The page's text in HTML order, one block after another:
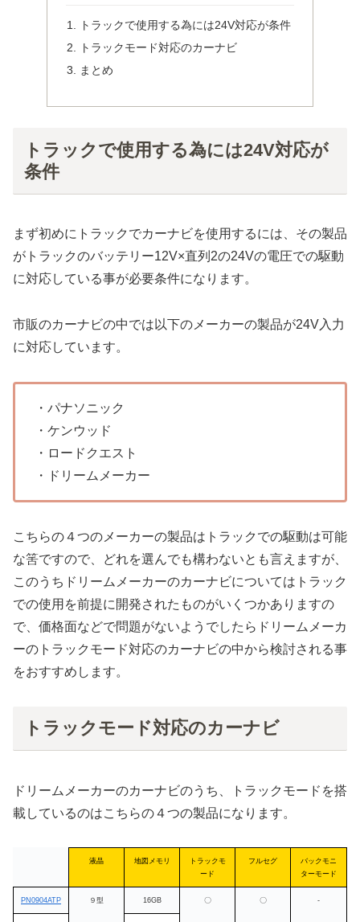
トラックで使用する為には24V対応が条件
トラックモード対応のカーナビ
まとめ
トラックで使用する為には24V対応が
条件
まず初めにトラックでカーナビを使用するには、その製品
がトラックのバッテリー12V×直列2の24Vの電圧での駆動
に対応している事が必要条件になります。
市販のカーナビの中では以下のメーカーの製品が24V入力
に対応しています。
・パナソニック
・ケンウッド
・ロードクエスト
・ドリームメーカー
こちらの４つのメーカーの製品はトラックでの駆動は可能
な筈ですので、どれを選んでも構わないとも言えますが、
このうちドリームメーカーのカーナビについてはトラック
での使用を前提に開発されたものがいくつかありますの
で、価格面などで問題がないようでしたらドリームメーカ
ーのトラックモード対応のカーナビの中から検討される事
をおすすめします。
トラックモード対応のカーナビ
ドリームメーカーのカーナビのうち、トラックモードを搭
載しているのはこちらの４つの製品になります。
液晶 地図メモリ
トラックモ
ード
フルセグ
バックモニ
ターモード
PN0904ATP ９型 16GB 〇 〇 -